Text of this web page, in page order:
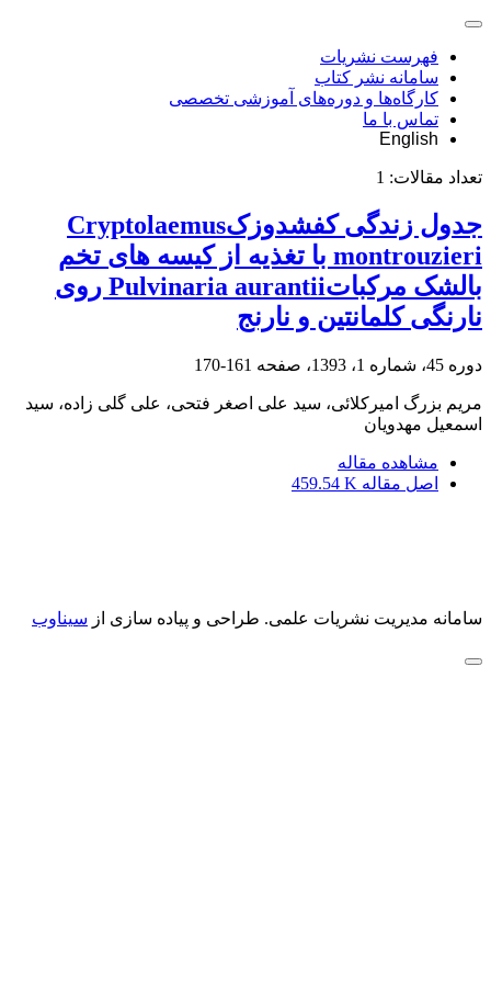
فهرست نشریات
سامانه نشر کتاب
کارگاه‌ها و دوره‌های آموزشی تخصصی
تماس با ما
English
تعداد مقالات: 1
جدول زندگی کفشدوزکCryptolaemus
montrouzieri با تغذیه از کیسه های تخم
بالشک مرکباتPulvinaria aurantii روی
نارنگی کلمانتین و نارنج
دوره 45، شماره 1، 1393، صفحه 161-170
مریم بزرگ امیرکلائی، سید علی اصغر فتحی، علی گلی زاده، سید
اسمعیل مهدویان
مشاهده مقاله
اصل مقاله 459.54 K
سامانه مدیریت نشریات علمی. طراحی و پیاده سازی از سیناوب